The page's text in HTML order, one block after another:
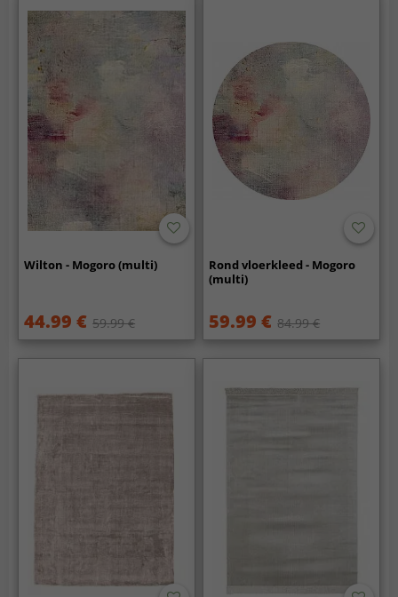
Wilton - Mogoro (multi)
44.99 € 59.99 €
Rond vloerkleed - Mogoro
(multi)
59.99 € 84.99 €